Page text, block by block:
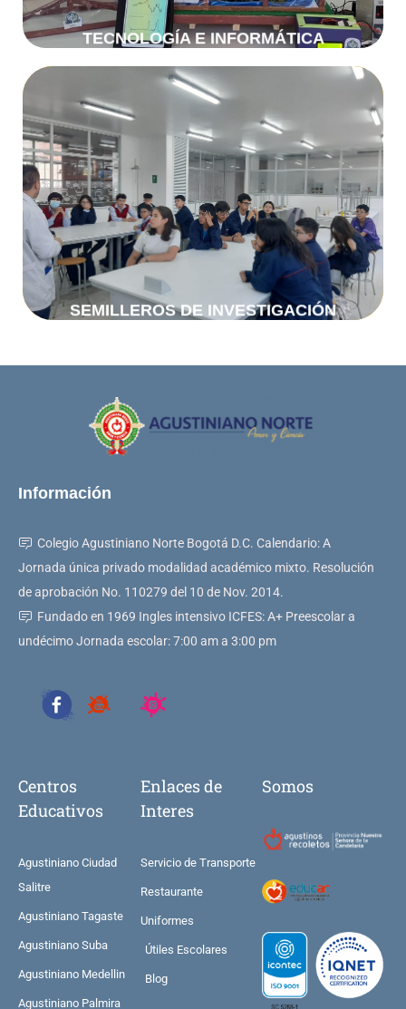
TECNOLOGÍA E INFORMÁTICA
SEMILLEROS DE INVESTIGACIÓN
Semilleros de
Investigación
Más Información
Información
Colegio Agustiniano Norte Bogotá D.C. Calendario: A
Jornada única privado modalidad académico mixto. Resolución
de aprobación No. 110279 del 10 de Nov. 2014.
Fundado en 1969 Ingles intensivo ICFES: A+ Preescolar a
undécimo Jornada escolar: 7:00 am a 3:00 pm
Centros
Educativos
Agustiniano Ciudad
Salitre
Agustiniano Tagaste
Agustiniano Suba
Agustiniano Medellin
Agustiniano Palmira
Enlaces de
Interes
Servicio de Transporte
Restaurante
Uniformes
Útiles Escolares
Blog
Somos